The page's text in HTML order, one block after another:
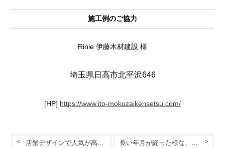
施工例のご協力
Rinie 伊藤木材建設 様
埼玉県日高市北平沢646
[HP] https://www.ito-mokuzaikensetsu.com/
店舗デザインで人気が高いミニマルデザイン 長い年月が経った様な、深みと温かみのあるティンパネル